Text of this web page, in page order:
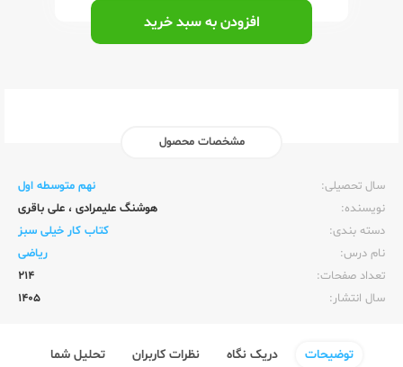
افزودن به سبد خرید
مشخصات محصول
سال تحصیلی:‌
نهم متوسطه اول
نویسنده:‌
هوشنگ علیمرادی ، علی باقری
دسته بندی:
کتاب کار خیلی سبز
نام درس:
ریاضی
تعداد صفحات:‌
214
سال انتشار:‌
1405
توضیحات دریک نگاه نظرات کاربران تحلیل شما